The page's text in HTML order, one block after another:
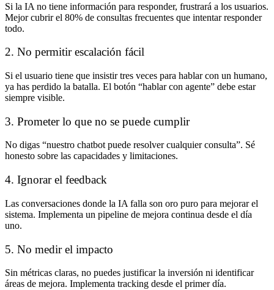
Si la IA no tiene información para responder, frustrará a los usuarios.
Mejor cubrir el 80% de consultas frecuentes que intentar responder
todo.
2. No permitir escalación fácil
Si el usuario tiene que insistir tres veces para hablar con un humano,
ya has perdido la batalla. El botón “hablar con agente” debe estar
siempre visible.
3. Prometer lo que no se puede cumplir
No digas “nuestro chatbot puede resolver cualquier consulta”. Sé
honesto sobre las capacidades y limitaciones.
4. Ignorar el feedback
Las conversaciones donde la IA falla son oro puro para mejorar el
sistema. Implementa un pipeline de mejora continua desde el día
uno.
5. No medir el impacto
Sin métricas claras, no puedes justificar la inversión ni identificar
áreas de mejora. Implementa tracking desde el primer día.